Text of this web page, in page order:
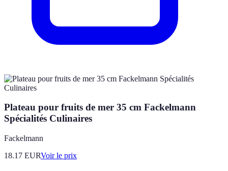
Plateau pour fruits de mer 35 cm Fackelmann
Spécialités Culinaires
Fackelmann
18.17 EURVoir le prix